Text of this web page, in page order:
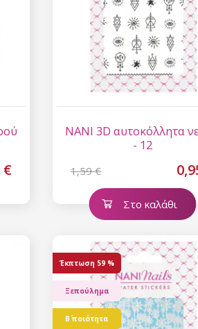
€
NANI 3D αυτοκόλλητα
- 12
1,59 €
Στο καλάθι
Έκπτωση 59 %
Ξεπούλημα
Β΄ ποιότητα